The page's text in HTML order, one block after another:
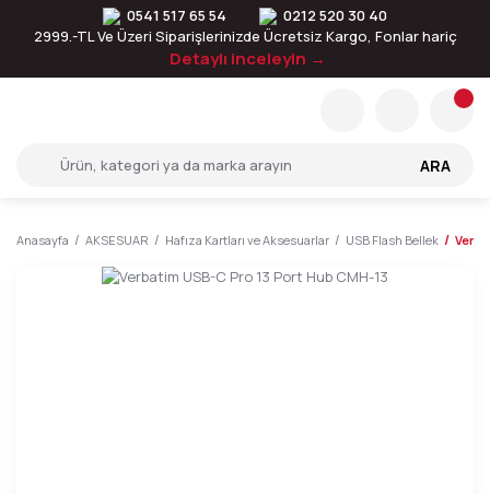
0541 517 65 54
0212 520 30 40
2999.-TL Ve Üzeri Siparişlerinizde Ücretsiz Kargo, Fonlar hariç
Detaylı inceleyin →
ARA
Anasayfa AKSESUAR Hafıza Kartları ve Aksesuarlar USB Flash Bellek